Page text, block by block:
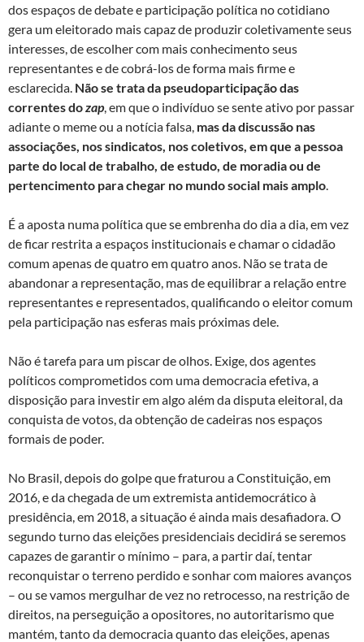
dos espaços de debate e participação política no cotidiano
gera um eleitorado mais capaz de produzir coletivamente seus
interesses, de escolher com mais conhecimento seus
representantes e de cobrá-los de forma mais firme e
esclarecida. Não se trata da pseudoparticipação das
correntes dozap, em que o indivíduo se sente ativo por passar
adiante o meme ou a notícia falsa, masda discussão nas
associações, nos sindicatos, nos coletivos, em que a pessoa
parte do local de trabalho, de estudo, de moradia ou de
pertencimento para chegar no mundo social mais amplo.
É a aposta numa política que se embrenha do dia a dia, em vez
de ficar restrita a espaços institucionais e chamar o cidadão
comum apenas de quatro em quatro anos. Não se trata de
abandonar a representação, mas de equilibrar a relação entre
representantes e representados, qualificando o eleitor comum
pela participação nas esferas mais próximas dele.
Não é tarefa para um piscar de olhos. Exige, dos agentes
políticos comprometidos com uma democracia efetiva, a
disposição para investir em algo além da disputa eleitoral, da
conquista de votos, da obtenção de cadeiras nos espaços
formais de poder.
No Brasil, depois do golpe que fraturou a Constituição, em
2016, e da chegada de um extremista antidemocrático à
presidência, em 2018, a situação é ainda mais desafiadora. O
segundo turno das eleições presidenciais decidirá se seremos
capazes de garantir o mínimo – para, a partir daí, tentar
reconquistar o terreno perdido e sonhar com maiores avanços
– ou se vamos mergulhar de vez no retrocesso, na restrição de
direitos, na perseguição a opositores, no autoritarismo que
mantém, tanto da democracia quanto das eleições, apenas